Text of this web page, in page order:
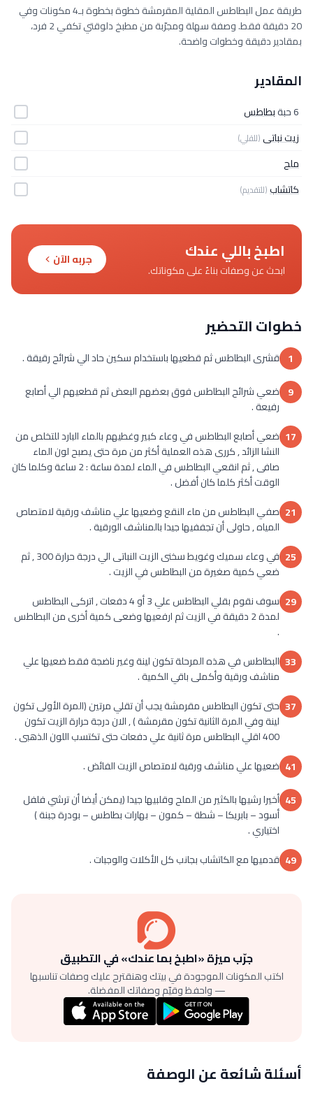
طريقة عمل البطاطس المقلية المقرمشة خطوة بخطوة بـ4 مكونات وفي
20 دقيقة فقط. وصفة سهلة ومجرّبة من مطبخ دلوقتي تكفي 2 فرد،
بمقادير دقيقة وخطوات واضحة.
المقادير
6 حبة
بطاطس
زيت نباتى (للقلي)
ملح
كاتشاب(للتقديم)
اطبخ باللي عندك
ابحث عن وصفات بناءً على مكوناتك.
جربه الآن
خطوات التحضير
1 قشرى البطاطس ثم قطعيها باستخدام سكين حاد الي شرائح رقيقة .
9 ضعي شرائح البطاطس فوق بعضهم البعض ثم قطعيهم الي أصابع
رفيعة .
17 ضعي أصابع البطاطس في وعاء كبير وغطيهم بالماء البارد للتخلص من
النشا الزائد , كررى هذه العملية أكثر من مرة حتى يصبح لون الماء
صافى , ثم انقعي البطاطس في الماء لمدة ساعة : 2 ساعة وكلما كان
الوقت أكثر كلما كان أفضل .
21 صفي البطاطس من ماء النقع وضعيها علي مناشف ورقية لامتصاص
المياه , حاولى أن تجففيها جيدا بالمناشف الورقية .
25
في وعاء سميك وغويط سخنى الزيت النباتى الي درجة حرارة 300 , ثم
ضعي كمية صغيرة من البطاطس في الزيت .
29
سوف نقوم بقلي البطاطس علي 3 أو 4 دفعات , اتركى البطاطس
لمدة 2 دقيقة في الزيت ثم ارفعيها وضعى كمية أخرى من البطاطس
.
33 البطاطس في هذه المرحلة تكون لينة وغير ناضجة فقط ضعيها علي
مناشف ورقية وأكملى باقي الكمية .
37 حتى تكون البطاطس مقرمشة يجب أن تقلي مرتين (المرة الأولى تكون
لينة وفي المرة الثانية تكون مقرمشة ) , الان درجة حرارة الزيت تكون
400 اقلي البطاطس مرة ثانية علي دفعات حتى تكتسب اللون الذهبى .
41 ضعيها علي مناشف ورقية لامتصاص الزيت الفائض .
45 أخيرا رشيها بالكثير من الملح وقلبيها جيدا (يمكن أيضا أن ترشي فلفل
أسود – بابريكا – شطة – كمون – بهارات بطاطس – بودرة جبنة )
اختياري .
49 قدميها مع الكاتشاب بجانب كل الأكلات والوجبات .
جرّب ميزة «اطبخ بما عندك» في التطبيق
اكتب المكونات الموجودة في بيتك وهنقترح عليك وصفات تناسبها
— واحفظ وقيّم وصفاتك المفضلة.
أسئلة شائعة عن الوصفة